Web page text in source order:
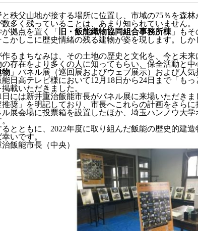
秩父山地が接する場所に位置し、市域の75％を森
多く残っていることは、あまり知られていません。
拠点を置く「
旧・飯能織物協同組合事務所棟 」も
かしこに歴史情緒の残る建物が姿を現します。し
るまちなみは、その土地の歴史と文化を、今と未来
存在をより多くの人に知ってもらい、保全活動と
物 」パネル展（巡回展およびウェブ展示）および人気
日高テレビ様において12月18日から24日まで「も
載いただきました。
日には新井重治飯能市長がパネル展に来場いただき
奨」を明記しており、市長へこれらの計画をさらに
展会場に投票箱を設置したほか、埼玉ハンノウ大
とともに、2022年度に取り組んだ飯能の歴史的建
いです。